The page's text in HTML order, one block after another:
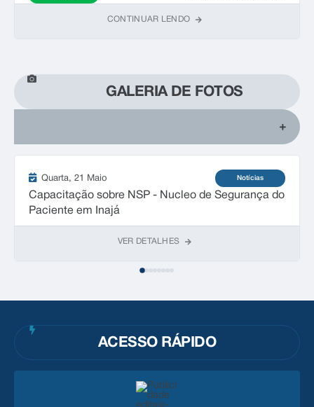
CONTINUAR LENDO
GALERIA DE FOTOS
Notícias
Quarta 21 Maio
Capacitação sobre NSP - Nucleo de Segurança do
Paciente em Inajá
VER DETALHES
ACESSO RÁPIDO